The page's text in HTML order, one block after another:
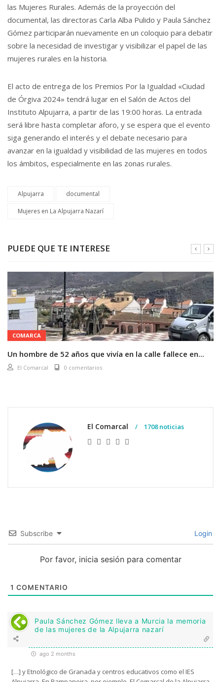
las Mujeres Rurales. Además de la proyección del
documental, las directoras Carla Alba Pulido y Paula Sánchez
Gómez participarán nuevamente en un coloquio para debatir
sobre la necesidad de investigar y visibilizar el papel de las
mujeres rurales en la historia.
El acto de entrega de los Premios Por la Igualdad «Ciudad
de Órgiva 2024» tendrá lugar en el Salón de Actos del
Instituto Alpujarra, a partir de las 19:00 horas. La entrada
será libre hasta completar aforo, y se espera que el evento
siga generando el interés y el debate necesario para
avanzar en la igualdad y visibilidad de las mujeres en todos
los ámbitos, especialmente en las zonas rurales.
Alpujarra documental
Mujeres en La Alpujarra Nazarí
PUEDE QUE TE INTERESE
COMARCA
Un hombre de 52 años que vivía en la calle fallece en...
El Comarcal 0 comentarios
El Comarcal 1708 noticias
Subscribe Login
Por favor, inicia sesión para comentar
1 COMENTARIO
Paula Sánchez Gómez lleva a Murcia la memoria
de las mujeres de la Alpujarra nazarí
ago 2 months
[…] y Etnológico de Granada y centros educativos como el IES